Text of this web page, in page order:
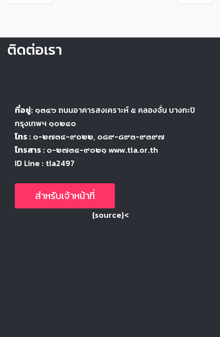
ติดต่อเรา
ที่อยู่: ๑๓๔๖ ถนนอาคารสงเคราะห์ ๕ คลองจั่น บางกะปิ
กรุงเทพฯ ๑๐๒๔๐
โทร : ๐-๒๗๓๔-๙๐๒๒, ๐๘๙-๘๙๓-๙๓๙๗
โทรสาร : ๐-๒๗๓๔-๙๐๒๑ www.tla.or.th
ID Line : tla2497
สำหรับเจ้าหน้าที่
{source}<